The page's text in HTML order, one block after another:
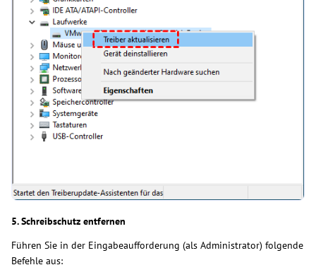
5. Schreibschutz entfernen
Führen Sie in der Eingabeaufforderung (als Administrator) folgende
Befehle aus: